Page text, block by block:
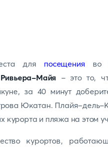
для посещения во
Ривьера-Майя - это то,
за 40 минут
Юкатан. Плайя-дель-
курорта и пляжа на этом
курортов,